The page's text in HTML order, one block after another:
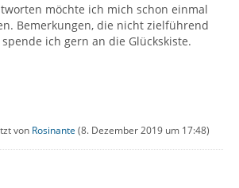
möchte ich mich schon einmal
Bemerkungen, die nicht zielführend
ich gern an die Glückskiste.
von Rosinante (8. Dezember 2019 um 17:48)